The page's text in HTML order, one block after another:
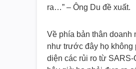
ra…” – Ông Du đề xuất.
Về phía bản thân doanh
như trước đây họ không
diện các rủi ro từ SARS-